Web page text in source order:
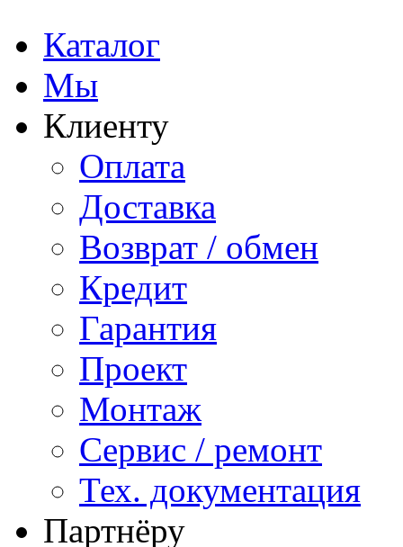
Каталог
Мы
Клиенту
Оплата
Доставка
Возврат / обмен
Кредит
Гарантия
Проект
Монтаж
Сервис / ремонт
Тех. документация
Партнёру